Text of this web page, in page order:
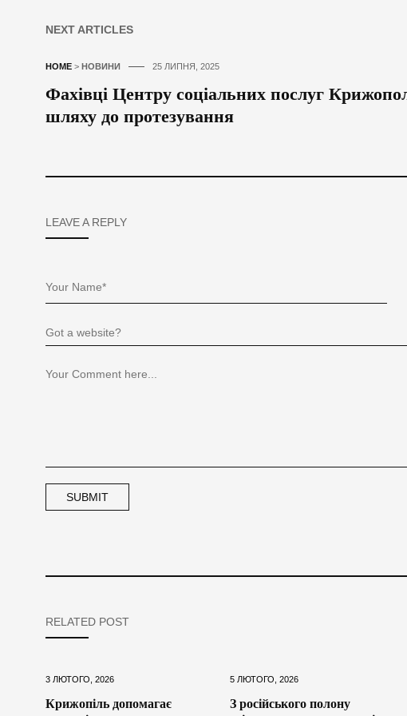
NEXT ARTICLES
HOME > НОВИНИ 25 ЛИПНЯ, 2025
Фахівці Центру соціальних послуг
шляху до протезування
LEAVE A REPLY
RELATED POST
3 ЛЮТОГО, 2026
Крижопіль допомагає
5 ЛЮТОГО, 2026
З російського полону